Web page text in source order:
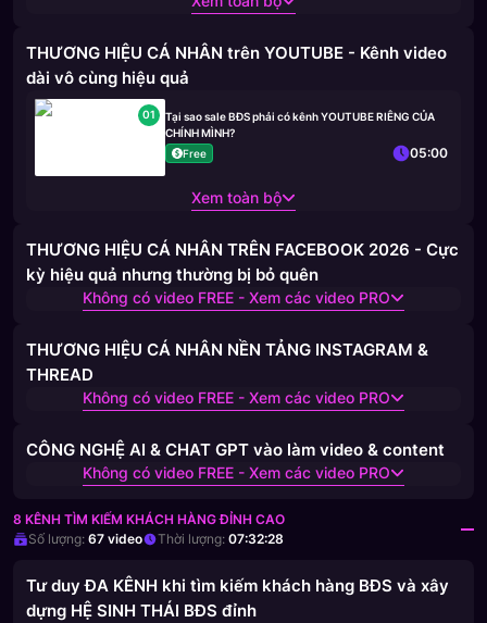
THƯƠNG HIỆU CÁ NHÂN trên YOUTUBE - Kênh video
dài vô cùng hiệu quả
01
Tại sao sale BĐS phải có kênh YOUTUBE RIÊNG CỦA
CHÍNH MÌNH?
Free
05:00
Xem toàn bộ
THƯƠNG HIỆU CÁ NHÂN TRÊN FACEBOOK 2026 - Cực
kỳ hiệu quả nhưng thường bị bỏ quên
Không có video FREE - Xem các video PRO
THƯƠNG HIỆU CÁ NHÂN NỀN TẢNG INSTAGRAM &
THREAD
Không có video FREE - Xem các video PRO
CÔNG NGHỆ AI & CHAT GPT vào làm video & content
Không có video FREE - Xem các video PRO
8 KÊNH TÌM KIẾM KHÁCH HÀNG ĐỈNH CAO
Số lượng: 67 video Thời lượng: 07:32:28
Tư duy ĐA KÊNH khi tìm kiếm khách hàng BĐS và xây
dựng HỆ SINH THÁI BĐS đỉnh